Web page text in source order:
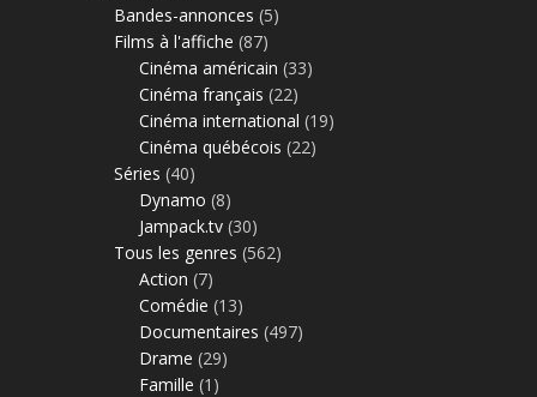
Bandes-annonces (5)
Films à l'affiche (87)
Cinéma américain (33)
Cinéma français (22)
Cinéma international (19)
Cinéma québécois (22)
Séries (40)
Dynamo (8)
Jampack.tv (30)
Tous les genres (562)
Action (7)
Comédie (13)
Documentaires (497)
Drame (29)
Famille (1)